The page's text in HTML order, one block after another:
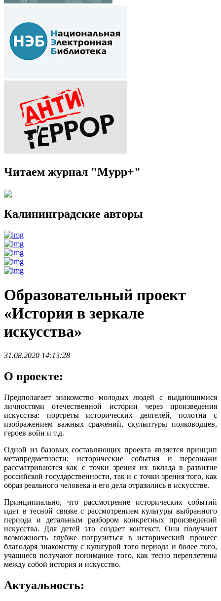
Читаем журнал "Мурр+"
Калининградские авторы
Образовательный проект
«История в зеркале
искусства»
31.08.2020 14:13:28
О проекте:
Предполагает знакомство молодых людей с выдающимися
личностями отечественной истории через произведения
искусства: портреты исторических деятелей, полотна с
изображением важных сражений, скульптуры полководцев,
героев войн и т.д.
Одной из базовых составляющих проекта является принцип
метапредметности: исторические события и персонажи
рассматриваются как с точки зрения их вклада в развитие
российской государственности, так и с точки зрения того, как
образ реального человека и его дела отразились в искусстве.
Принципиально, что рассмотрение исторических событий
идет в тесной связке с рассмотрением культуры выбранного
периода и детальным разбором конкретных произведений
искусства. Для детей это создает контекст. Они получают
возможность глубже погрузиться в исторический процесс
благодаря знакомству с культурой того периода и более того,
учащиеся получают понимание того, как тесно переплетены
между собой история и искусство.
Актуальность: